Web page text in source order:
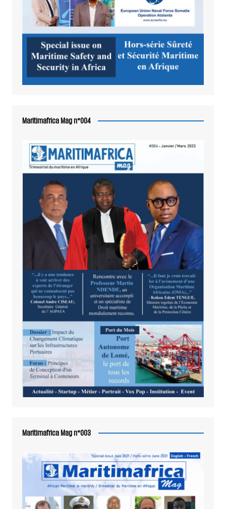
Maritimafrica Mag n°004
Maritimafrica Mag n°003